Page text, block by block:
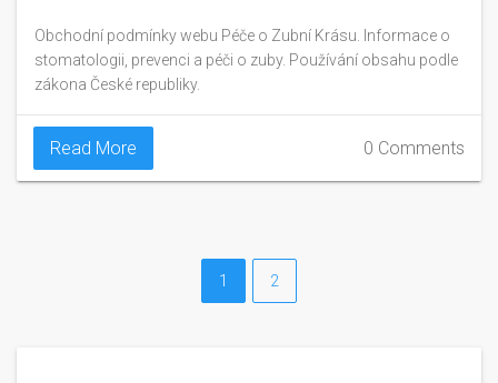
Obchodní podmínky webu Péče o Zubní Krásu. Informace o
stomatologii, prevenci a péči o zuby. Používání obsahu podle
zákona České republiky.
Read More 0 Comments
1 2